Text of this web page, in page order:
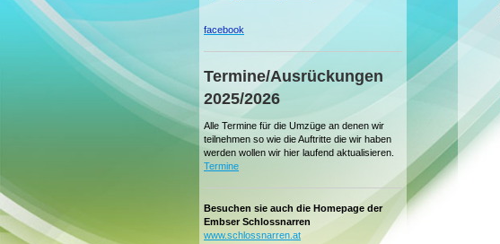
facebook
Termine/Ausrückungen
2025/2026
Alle Termine für die Umzüge an denen wir
teilnehmen so wie die Auftritte die wir haben
werden wollen wir hier laufend aktualisieren.
Termine
Besuchen sie auch die Homepage der
Embser Schlossnarren
www.schlossnarren.at